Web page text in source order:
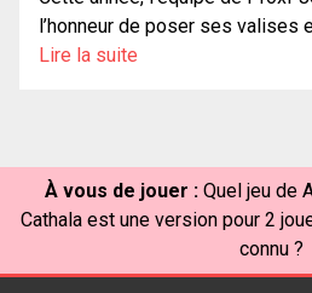
l’honneur de poser ses valises
Lire la suite
À vous de jouer : Quel jeu de
Cathala est une version pour 2
connu ?